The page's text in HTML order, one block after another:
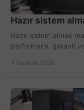
Hazır sistem
Hazır sistem almak
performans, garanti
4 Haziran 2026